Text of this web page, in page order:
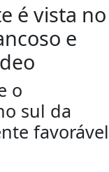
é vista no
e
o
sul da
favorável